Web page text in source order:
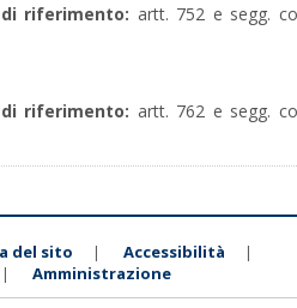
riferimento: artt. 752 e segg.
riferimento: artt. 762 e segg.
del sito | Accessibilità |
| Amministrazione